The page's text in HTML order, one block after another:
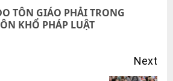
TÔN GIÁO PHẢI TRONG
KHỔ PHÁP LUẬT
Next